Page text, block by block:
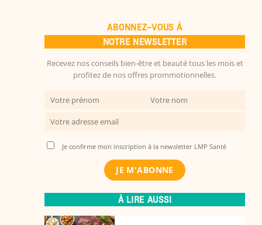
ABONNEZ-VOUS À
NOTRE NEWSLETTER
Recevez nos conseils bien-être et beauté tous les mois et
profitez de nos offres prommotionnelles.
Je confirme mon inscription à la newsletter LMP Santé
À LIRE AUSSI